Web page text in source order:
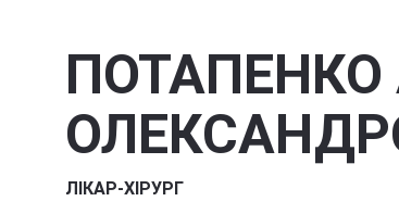
ПОТАПЕНКО
ЛІКАР-ХІРУРГ